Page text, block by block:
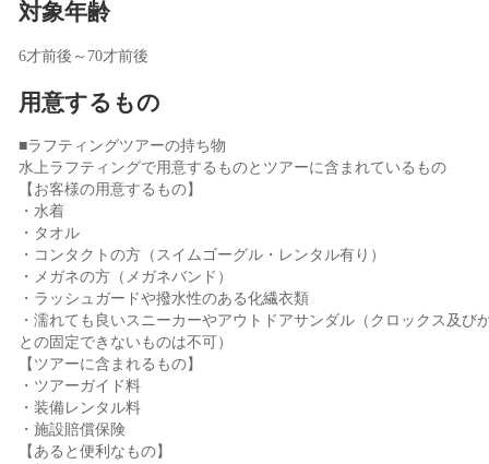
対象年齢
6才前後～70才前後
用意するもの
■ラフティングツアーの持ち物
水上ラフティングで用意するものとツアーに含まれているもの
【お客様の用意するもの】
・水着
・タオル
・コンタクトの方（スイムゴーグル・レンタル有り）
・メガネの方（メガネバンド）
・ラッシュガードや撥水性のある化繊衣類
・濡れても良いスニーカーやアウトドアサンダル（クロックス及び
との固定できないものは不可）
【ツアーに含まれるもの】
・ツアーガイド料
・装備レンタル料
・施設賠償保険
【あると便利なもの】